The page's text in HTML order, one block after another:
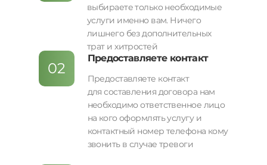
выбираете только необходимые
услуги именно вам. Ничего
лишнего без дополнительных
трат и хитростей
Предоставляете контакт
Предоставляете контакт
для составления договора нам
необходимо ответственное лицо
на кого оформлять услугу и
контактный номер телефона кому
звонить в случае тревоги
02